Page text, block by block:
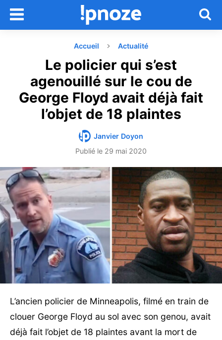
Accueil Actualité
Le policier qui s’est
agenouillé sur le cou de
George Floyd avait déjà fait
l’objet de 18 plaintes
Janvier Doyon
Publié le 29 mai 2020
L’ancien policier de Minneapolis, filmé en train de
clouer George Floyd au sol avec son genou, avait
déjà fait l’objet de 18 plaintes avant la mort de